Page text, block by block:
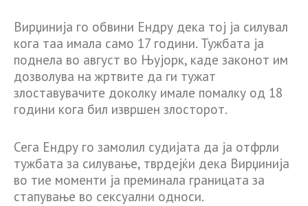
Вирџинија го обвини Ендру дека тој ја силувал
кога таа имала само 17 години. Тужбата ја
поднела во август во Њујорк, каде законот им
дозволува на жртвите да ги тужат
злоставувачите доколку имале помалку од 18
години кога бил извршен злосторот.
Сега Ендру го замолил судијата да ја отфрли
тужбата за силување, тврдејќи дека Вирџинија
во тие моменти ја преминала границата за
стапување во сексуални односи.